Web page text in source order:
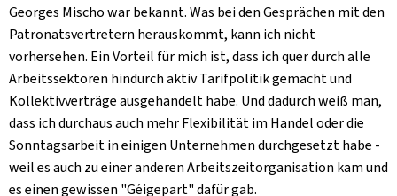
Georges Mischo war bekannt. Was bei den Gesprächen mit den
Patronatsvertretern herauskommt, kann ich nicht
vorhersehen. Ein Vorteil für mich ist, dass ich quer durch alle
Arbeitssektoren hindurch aktiv Tarifpolitik gemacht und
Kollektivverträge ausgehandelt habe. Und dadurch weiß man,
dass ich durchaus auch mehr Flexibilität im Handel oder die
Sonntagsarbeit in einigen Unternehmen durchgesetzt habe -
weil es auch zu einer anderen Arbeitszeitorganisation kam und
es einen gewissen "Géigepart" dafür gab.